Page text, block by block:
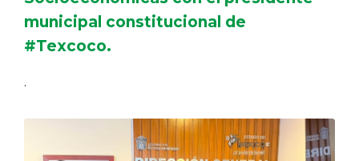
municipal constitucional de
#Texcoco.
.